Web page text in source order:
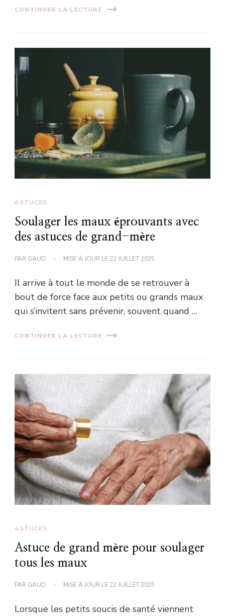
CONTINUER LA LECTURE
ASTUCES
Soulager les maux éprouvants avec
des astuces de grand-mère
PAR GAUD MISE À JOUR LE 22 JUILLET 2025
Il arrive à tout le monde de se retrouver à
bout de force face aux petits ou grands maux
qui s’invitent sans prévenir, souvent quand …
CONTINUER LA LECTURE
ASTUCES
Astuce de grand mère pour soulager
tous les maux
PAR GAUD MISE À JOUR LE 22 JUILLET 2025
Lorsque les petits soucis de santé viennent